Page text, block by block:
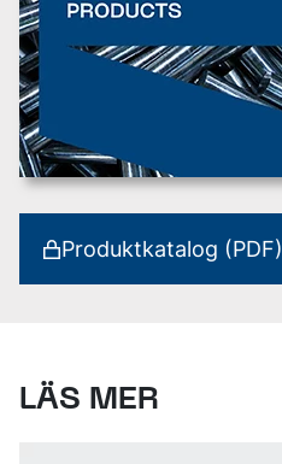
Produktkatalog (PDF)
LÄS MER